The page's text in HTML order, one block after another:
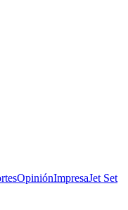
OpiniónImpresaJet Set